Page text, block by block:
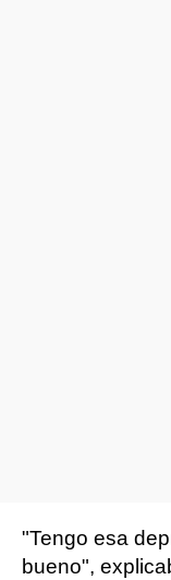
"Tengo esa
bueno",